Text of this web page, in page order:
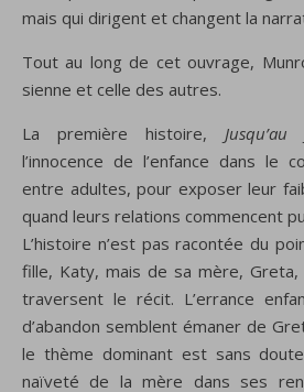
mais qui dirigent et changent la
Tout au long de cet ouvrage,
sienne et celle des autres.
La première histoire, Jusqu’au
l’innocence de l’enfance dans le
entre adultes, pour exposer leur
quand leurs relations commencent
L’histoire n’est pas racontée du
fille, Katy, mais de sa mère,
traversent le récit. L’errance
d’abandon semblent émaner de
le thème dominant est sans
naïveté de la mère dans ses